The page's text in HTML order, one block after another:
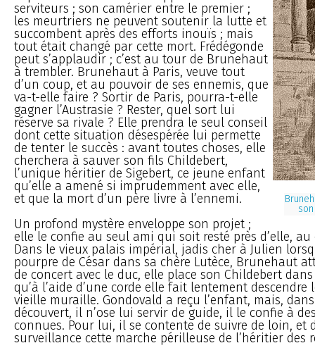
serviteurs ; son camérier entre le premier ;
les meurtriers ne peuvent soutenir la lutte et
succombent après des efforts inouïs ; mais
tout était changé par cette mort. Frédégonde
peut s’applaudir ; c’est au tour de Brunehaut
à trembler. Brunehaut à Paris, veuve tout
d’un coup, et au pouvoir de ses ennemis, que
va-t-elle faire ? Sortir de Paris, pourra-t-elle
gagner l’Austrasie ? Rester, quel sort lui
réserve sa rivale ? Elle prendra le seul conseil
dont cette situation désespérée lui permette
de tenter le succès : avant toutes choses, elle
cherchera à sauver son fils Childebert,
l’unique héritier de Sigebert, ce jeune enfant
qu’elle a amené si imprudemment avec elle,
et que la mort d’un père livre à l’ennemi.
Un profond mystère enveloppe son projet ;
elle le confie au seul ami qui soit resté près d’elle, au
Dans le vieux palais impérial, jadis cher à Julien
pourpre de César dans sa chère Lutèce, Brunehaut
de concert avec le duc, elle place son Childebert
qu’à l’aide d’une corde elle fait lentement descendre
vieille muraille. Gondovald a reçu l’enfant, mais,
découvert, il n’ose lui servir de guide, il le confie à
connues. Pour lui, il se contente de suivre de loin, et
surveillance cette marche périlleuse de l’héritier des